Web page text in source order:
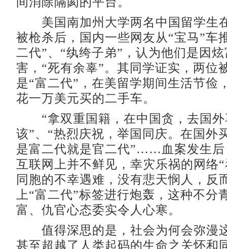
美国南加州大学两名中国留学生
被枪杀后，国内一些网友从“宝马”车
二代”、“纨绔子弟”，认为他们是因
害，“死有余辜”。其同学证实，两位
是“富二代”，在美留学期间生活节俭
花一万美元买的二手车。
“拿双重国籍，在中国贪，去国外
该”、“热烈庆祝，举国同庆。在国外
是富二代就是官二代”……血案发生后
互联网上并不鲜见，幸灾乐祸的网络
同胞的不幸遇难，没有悲天悯人，反
上“富二代”标签进行炮轰，这种不分
富、仇官心态委实令人心寒。
值得深思的是，社会为何会弥漫
甚至超越了人类起码的生命之关怀和